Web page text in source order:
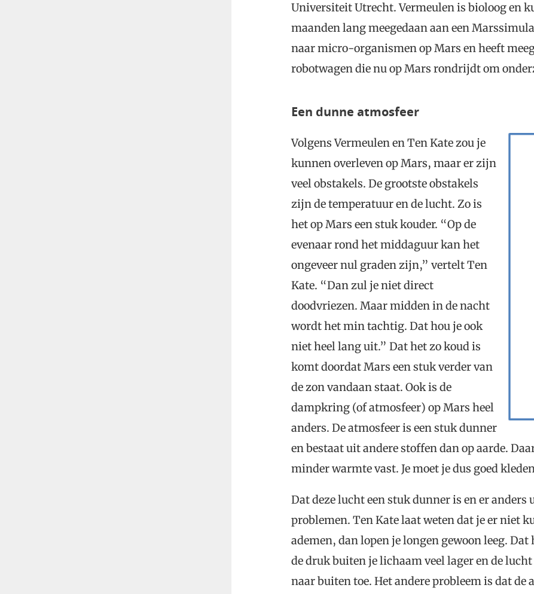
Universiteit Utrecht. Vermeulen is bioloog en
maanden lang meegedaan aan een
naar micro-organismen op Mars en heeft
robotwagen die nu op Mars rondrijdt om
Een dunne atmosfeer
Volgens Vermeulen en Ten Kate zou je
kunnen overleven op Mars, maar er zijn
veel obstakels. De grootste obstakels
zijn de temperatuur en de lucht. Zo is
het op Mars een stuk kouder. “Op de
evenaar rond het middaguur kan het
ongeveer nul graden zijn,” vertelt Ten
Kate. “Dan zul je niet direct
doodvriezen. Maar midden in de nacht
wordt het min tachtig. Dat hou je ook
niet heel lang uit.” Dat het zo koud is
komt doordat Mars een stuk verder van
de zon vandaan staat. Ook is de
dampkring (of atmosfeer) op Mars heel
anders. De atmosfeer is een stuk dunner
en bestaat uit andere stoffen dan op aarde.
minder warmte vast. Je moet je dus goed
Dat deze lucht een stuk dunner is en er
problemen. Ten Kate laat weten dat je er niet
ademen, dan lopen je longen gewoon leeg.
de druk buiten je lichaam veel lager en de
naar buiten toe. Het andere probleem is dat de